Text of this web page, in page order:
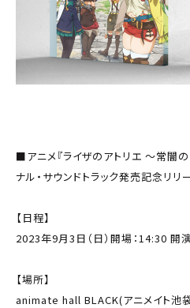
■アニメ『ライザのアトリエ 〜常闇
ナル・サウンドトラック発売記念リリ
【日程】
2023年9月3日（日）開場：14:30 開
【場所】
animate hall BLACK(アニメイト池